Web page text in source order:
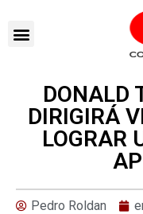
DONALD
DIRIGIRÁ
LOGRAR
Pedro Roldan